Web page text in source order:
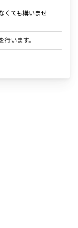
くても構いませ
行います。